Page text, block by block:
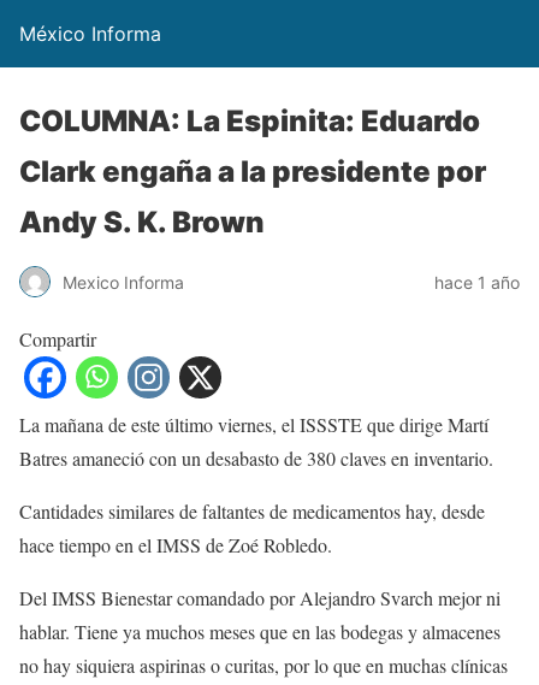
México Informa
COLUMNA: La Espinita: Eduardo
Clark engaña a la presidente por
Andy S. K. Brown
Mexico Informa hace 1 año
Compartir
La mañana de este último viernes, el ISSSTE que dirige Martí
Batres amaneció con un desabasto de 380 claves en inventario.
Cantidades similares de faltantes de medicamentos hay, desde
hace tiempo en el IMSS de Zoé Robledo.
Del IMSS Bienestar comandado por Alejandro Svarch mejor ni
hablar. Tiene ya muchos meses que en las bodegas y almacenes
no hay siquiera aspirinas o curitas, por lo que en muchas clínicas